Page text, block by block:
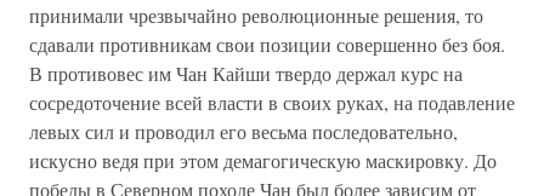
принимали чрезвычайно революционные решения, то
сдавали противникам свои позиции совершенно без боя.
В противовес им Чан Кайши твердо держал курс на
сосредоточение всей власти в своих руках, на подавление
левых сил и проводил его весьма последовательно,
искусно ведя при этом демагогическую маскировку. До
победы в Северном походе Чан был более зависим от